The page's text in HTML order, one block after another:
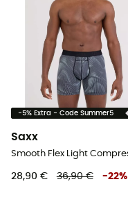
-5% Extra - Code Summer5
Saxx
28,90 € 36,90 € -22%